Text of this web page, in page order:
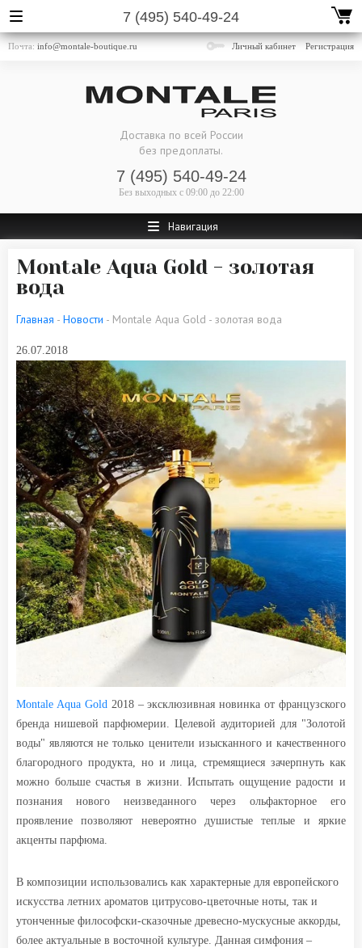
7 (495) 540-49-24
Почта: info@montale-boutique.ru Личный кабинет Регистрация
Доставка по всей России
без предоплаты.
7 (495) 540-49-24
Без выходных с 09:00 до 22:00
Навигация
Montale Aqua Gold - золотая
вода
Главная - Новости - Montale Aqua Gold - золотая вода
26.07.2018
Montale Aqua Gold2018 – эксклюзивная новинка от французского
бренда нишевой парфюмерии. Целевой аудиторией для "Золотой
воды" являются не только ценители изысканного и качественного
благородного продукта, но и лица, стремящиеся зачерпнуть как
можно больше счастья в жизни. Испытать ощущение радости и
познания нового неизведанного через ольфакторное его
проявление позволяют невероятно душистые теплые и яркие
акценты парфюма.
В композиции использовались как характерные для европейского
искусства летних ароматов цитрусово-цветочные ноты, так и
утонченные философски-сказочные древесно-мускусные аккорды,
более актуальные в восточной культуре. Данная симфония –